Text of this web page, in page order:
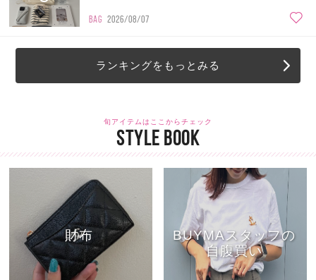
BAG 2026/08/07
ランキングをもっとみる
旬アイテムはここからチェック
STYLE BOOK
財布
BUYMAスタッフの
自腹買い